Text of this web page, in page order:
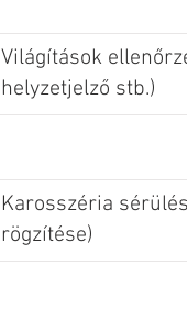
Világítások
helyzetjelző stb.)
Karosszéria
rögzítése)